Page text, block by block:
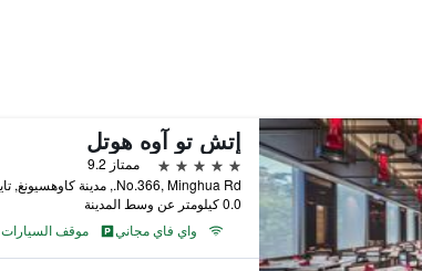
إتش تو آوه هوتل
5 نجوم
ممتاز 9.2
No.366, Minghua Rd., مدينة كاوهسيونغ, تايوان
0.0 كيلومتر عن وسط المدينة
واي فاي مجاني
موقف السيارات